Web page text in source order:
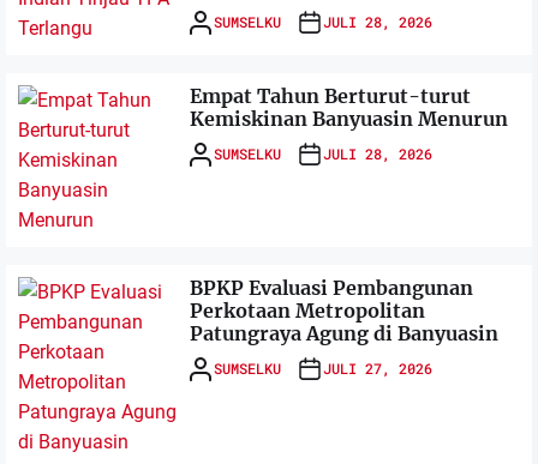
SUMSELKU JULI 28, 2026
Empat Tahun Berturut-turut
Kemiskinan Banyuasin Menurun
SUMSELKU JULI 28, 2026
BPKP Evaluasi Pembangunan
Perkotaan Metropolitan
Patungraya Agung di Banyuasin
SUMSELKU JULI 27, 2026